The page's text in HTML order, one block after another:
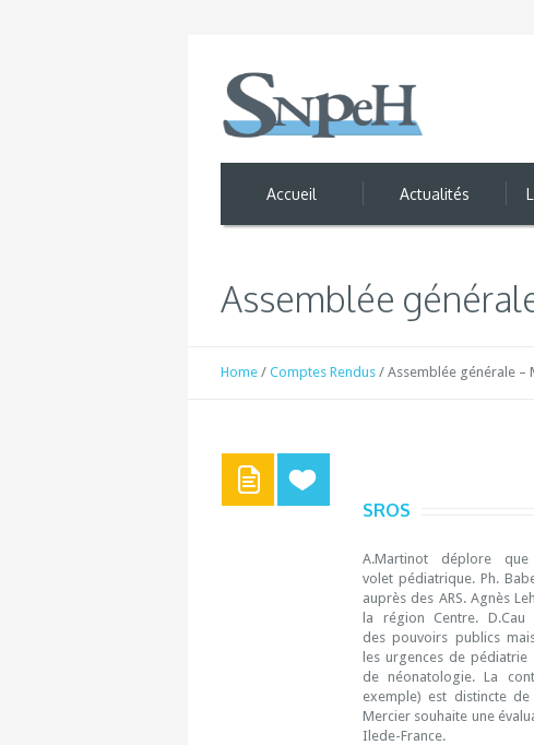
Accueil Actualités
Assemblée
Home / Comptes Rendus / Assemblée générale –
SROS
A.Martinot déplore
volet pédiatrique. Ph.
auprès des ARS. Agnès
la région Centre.
des pouvoirs publics
les urgences de
de néonatologie. La
exemple) est distincte
Mercier souhaite une
Ilede-France.